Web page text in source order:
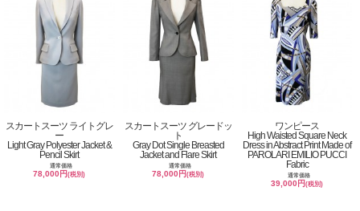
スカートスーツ ライトグレ
ー
Light Gray Polyester Jacket &
Pencil Skirt
通常価格
78,000円(税別)
スカートスーツ グレードッ
ト
Gray Dot Single Breasted
Jacket and Flare Skirt
通常価格
78,000円(税別)
ワンピース
High Waisted Square Neck
Dress in Abstract Print Made of
PAROLARI EMILIO PUCCI
Fabric
通常価格
39,000円(税別)